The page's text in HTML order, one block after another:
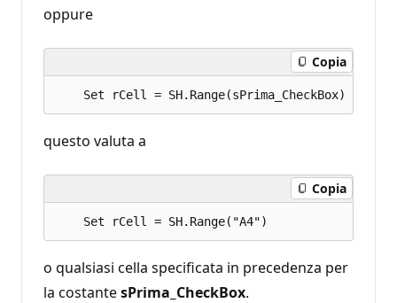
oppure
Copia
questo valuta a
Copia
o qualsiasi cella specificata in precedenza per
la costantesPrima_CheckBox.